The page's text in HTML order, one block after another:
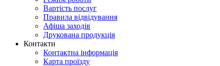
Вартість послуг
Правила відвідування
Афіша заходів
Друкована продукція
Контакти
Контактна інформація
Карта проїзду